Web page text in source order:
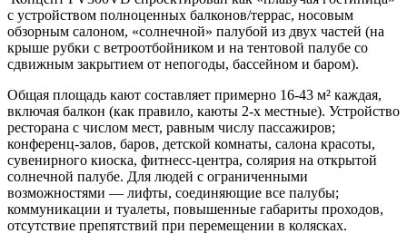
с устройством полноценных балконов/террас, носовым
обзорным салоном, «солнечной» палубой из двух частей (на
крыше рубки с ветроотбойником и на тентовой палубе со
сдвижным закрытием от непогоды, бассейном и баром).
Общая площадь кают составляет примерно 16-43 м² каждая,
включая балкон (как правило, каюты 2-х местные). Устройство
ресторана с числом мест, равным числу пассажиров;
конференц-залов, баров, детской комнаты, салона красоты,
сувенирного киоска, фитнесс-центра, солярия на открытой
солнечной палубе. Для людей с ограниченными
возможностями — лифты, соединяющие все палубы;
коммуникации и туалеты, повышенные габариты проходов,
отсутствие препятствий при перемещении в колясках.